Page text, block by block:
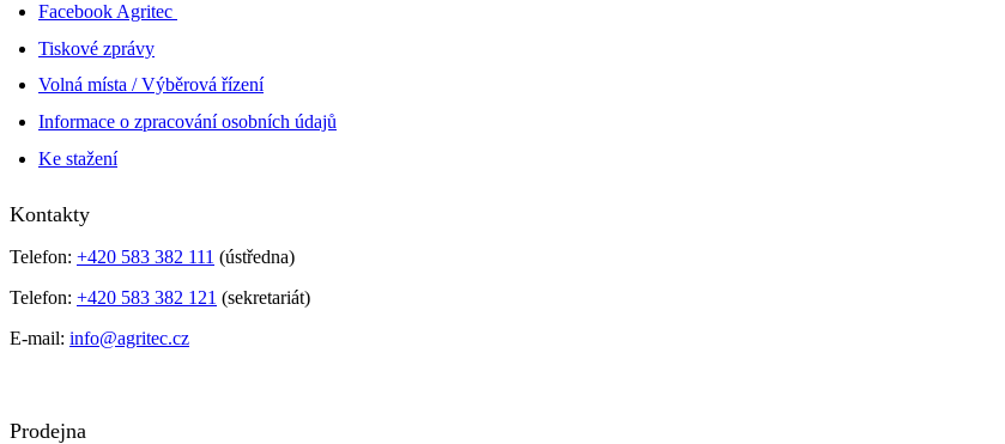
Facebook Agritec
Tiskové zprávy
Volná místa / Výběrová řízení
Informace o zpracování osobních údajů
Ke stažení
Kontakty
Telefon: +420 583 382 111 (ústředna)
Telefon: +420 583 382 121 (sekretariát)
E-mail: info@agritec.cz
Prodejna